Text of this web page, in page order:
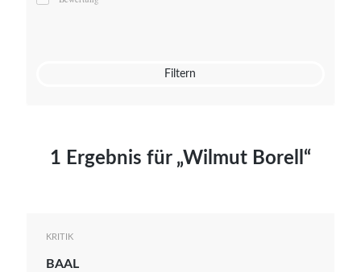
Mato von Vogelstein
Filtern
1 Ergebnis für „Wilmut Borell“
KRITIK
BAAL